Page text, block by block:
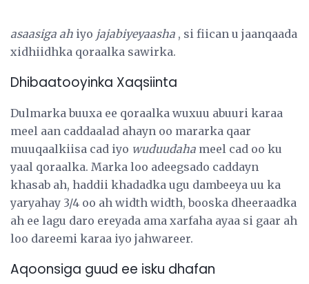
asaasiga ah iyo jajabiyeyaasha , si fiican u jaanqaada
xidhiidhka qoraalka sawirka.
Dhibaatooyinka Xaqsiinta
Dulmarka buuxa ee qoraalka wuxuu abuuri karaa
meel aan caddaalad ahayn oo mararka qaar
muuqaalkiisa cad iyo wuduudaha meel cad oo ku
yaal qoraalka. Marka loo adeegsado caddayn
khasab ah, haddii khadadka ugu dambeeya uu ka
yaryahay 3/4 oo ah width width, booska dheeraadka
ah ee lagu daro ereyada ama xarfaha ayaa si gaar ah
loo dareemi karaa iyo jahwareer.
Aqoonsiga guud ee isku dhafan